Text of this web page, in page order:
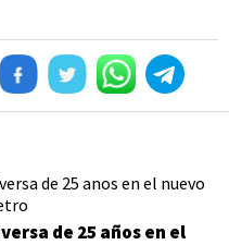
de 25 años en el